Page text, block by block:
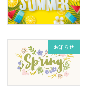
お知らせ